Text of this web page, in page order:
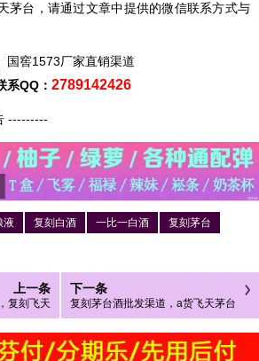
茅台，请通过文章中提供的微信联系方式与
国窖1573厂家直销渠道
系QQ： 2789142426
---------
液 复刻白酒 一比一白酒
复刻茅台
上一条
复刻飞天
一手货源
下一条
复刻茅台酒批发渠道，a货飞天茅台
一手货源